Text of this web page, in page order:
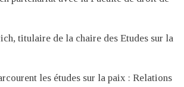
titulaire de la chaire des Etudes sur la
les études sur la paix : Relations